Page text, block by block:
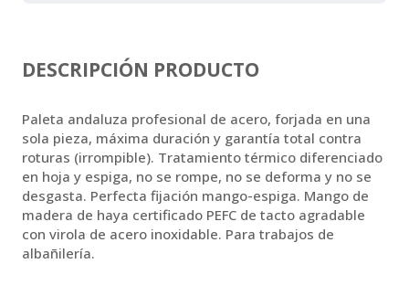
DESCRIPCIÓN PRODUCTO
Paleta andaluza profesional de acero, forjada en una
sola pieza, máxima duración y garantía total contra
roturas (irrompible). Tratamiento térmico diferenciado
en hoja y espiga, no se rompe, no se deforma y no se
desgasta. Perfecta fijación mango-espiga. Mango de
madera de haya certificado PEFC de tacto agradable
con virola de acero inoxidable. Para trabajos de
albañilería.